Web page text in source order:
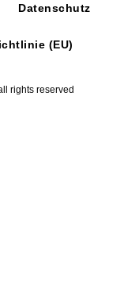
rights reserved
Datenschutz
(EU)